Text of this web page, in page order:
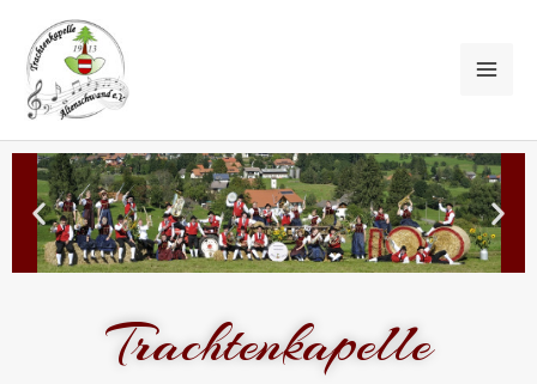
Trachtenkapelle